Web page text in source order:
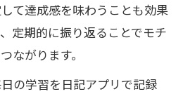
て達成感を味わうことも効果
定期的に振り返ることでモチ
ながります。
の学習を日記アプリで記録